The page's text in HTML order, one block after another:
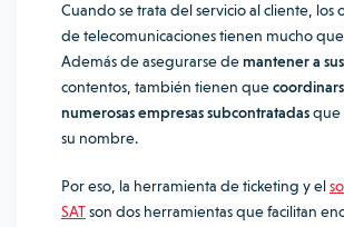
Cuando se trata del servicio al cliente, los
de telecomunicaciones tienen mucho
Además de asegurarse demantener a
contentos, también tienen que
numerosas empresas subcontratadasque
su nombre.
Por eso, la herramienta de ticketing y el
SATson dos herramientas que facilitan